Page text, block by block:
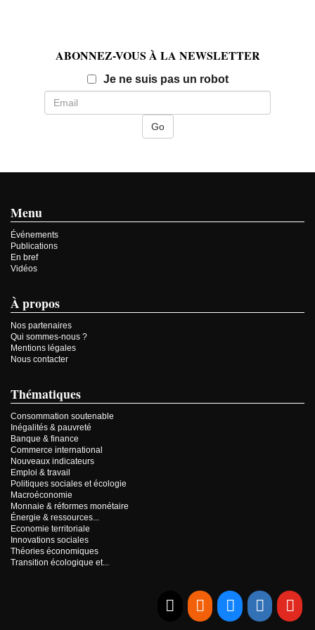
ABONNEZ-VOUS À LA NEWSLETTER
Je ne suis pas un robotEmail
Menu
Événements
Publications
En bref
Vidéos
À propos
Nos partenaires
Qui sommes-nous ?
Mentions légales
Nous contacter
Thématiques
Consommation soutenable
Inégalités & pauvreté
Banque & finance
Commerce international
Nouveaux indicateurs
Emploi & travail
Politiques sociales et écologie
Macroéconomie
Monnaie & réformes monétaire
Énergie & ressources...
Economie territoriale
Innovations sociales
Théories économiques
Transition écologique et...